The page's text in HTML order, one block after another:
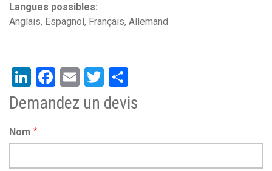
Langues possibles
Anglais Espagnol Français Allemand
LinkedIn
Facebook
EmailTwitter
Demandez un devis
Nom